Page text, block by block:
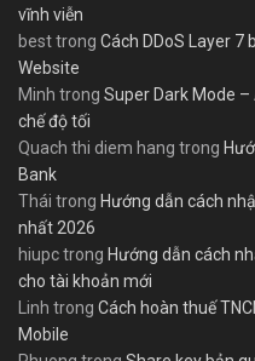
vĩnh viễn
besttrong Cách DDoS Layer 7
Website
Minh trong Super Dark Mode
chế độ tối
Quach thi diem hang trong
Bank
Thái trong Hướng dẫn cách
nhất 2026
hiupctrong Hướng dẫn cách
cho tài khoản mới
Linh trong Cách hoàn thuế
Mobile